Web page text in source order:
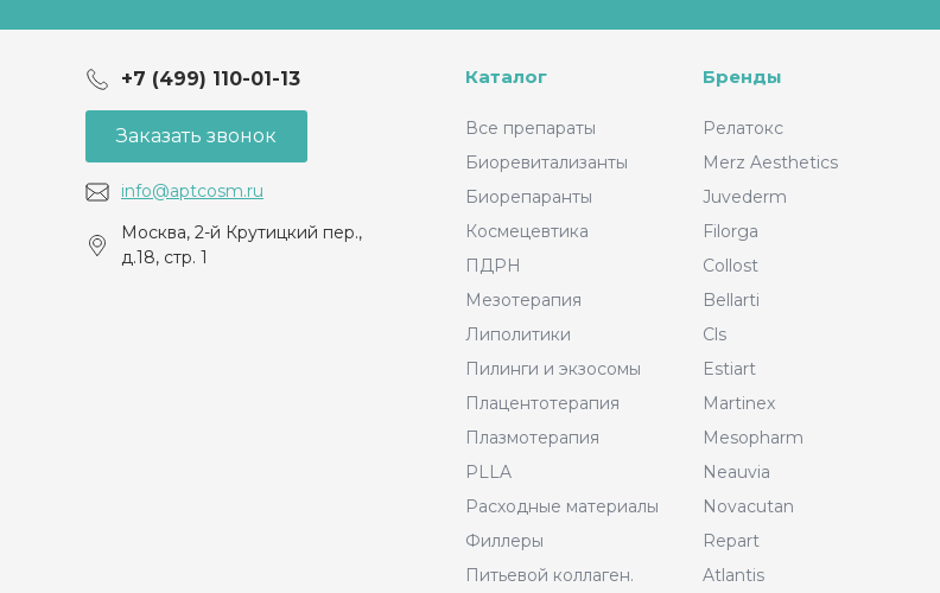
+7 (499) 110-01-13
Заказать звонок
info@aptcosm.ru
Москва, 2-й Крутицкий пер.,
д.18, стр. 1
Каталог
Все препараты
Биоревитализанты
Биорепаранты
Космецевтика
ПДРН
Мезотерапия
Липолитики
Пилинги и экзосомы
Плацентотерапия
Плазмотерапия
PLLA
Расходные материалы
Филлеры
Питьевой коллаген.
Бренды
Релатокс
Merz Aesthetics
Juvederm
Filorga
Collost
Bellarti
Cls
Estiart
Martinex
Mesopharm
Neauvia
Novacutan
Repart
Atlantis